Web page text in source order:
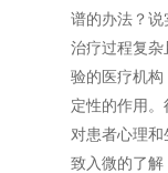
谱的办法？
治疗过程复
验的医疗机
定性的作用
对患者心理
致入微的了解